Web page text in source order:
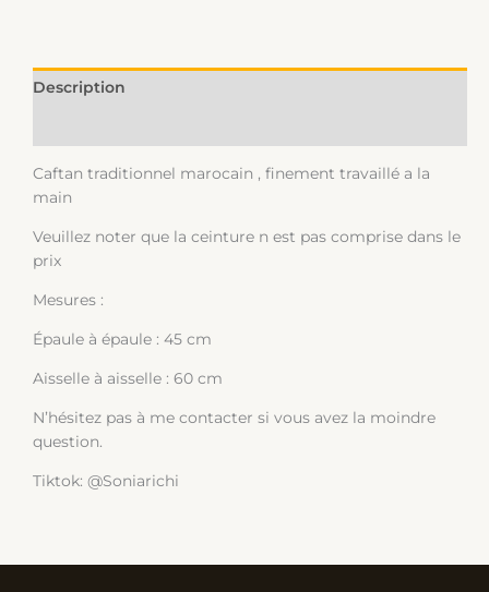
Description
Caftan traditionnel marocain , finement travaillé a la
main
Veuillez noter que la ceinture n est pas comprise dans le
prix
Mesures :
Épaule à épaule : 45 cm
Aisselle à aisselle : 60 cm
N’hésitez pas à me contacter si vous avez la moindre
question.
Tiktok: @Soniarichi